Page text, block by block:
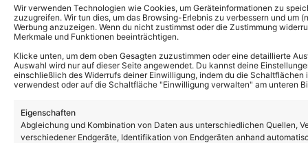
Wir verwenden Technologien wie Cookies, um Geräteinformationen zu
zuzugreifen. Wir tun dies, um das Browsing-Erlebnis zu verbessern und um
Werbung anzuzeigen. Wenn du nicht zustimmst oder die Zustimmung
Merkmale und Funktionen beeinträchtigen.
Klicke unten, um dem oben Gesagten zuzustimmen oder eine detaillierte
Auswahl wird nur auf dieser Seite angewendet. Du kannst deine
einschließlich des Widerrufs deiner Einwilligung, indem du die
verwendest oder auf die Schaltfläche "Einwilligung verwalten" am unteren
Eigenschaften
Abgleichung und Kombination von Daten aus unterschiedlichen Quellen,
verschiedener Endgeräte, Identifikation von Endgeräten anhand